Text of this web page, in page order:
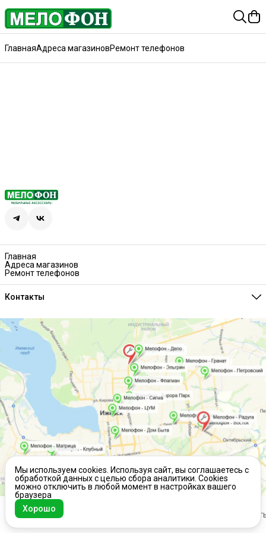
ГлавнаяАдреса магазиновРемонт телефонов
Главная
Адреса магазинов
Ремонт телефонов
Контакты
8 (341) 257-05-80
Режим работы
Ежедневно 10:00-21:00
melofon18@mail.ru
ⓒ МЕЛОФОН, 2026 г.
Мы используем cookies. Используя сайт, вы соглашаетесь с
обработкой данных с целью сбора аналитики. Cookies
можно отключить в любой момент в настройках вашего
браузера
Хорошо